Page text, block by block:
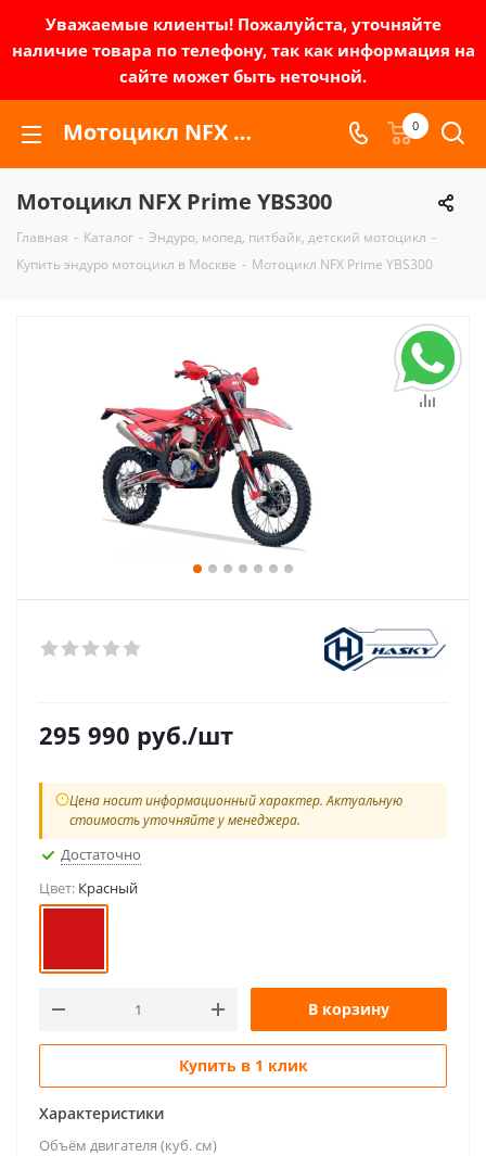
Уважаемые клиенты! Пожалуйста, уточняйте
наличие товара по телефону, так как информация на
сайте может быть неточной.
Мотоцикл NFX Prime YBS300 | Зел-мото 0
Мотоцикл NFX Prime YBS300
Главная - Каталог - Эндуро, мопед, питбайк, детский мотоцикл -
Купить эндуро мотоцикл в Москве - Мотоцикл NFX Prime YBS300
295 990 руб./шт
Цена носит информационный характер. Актуальную
стоимость уточняйте у менеджера.
Достаточно
Цвет: Красный
В корзину
Купить в 1 клик
Характеристики
Объём двигателя (куб. см)